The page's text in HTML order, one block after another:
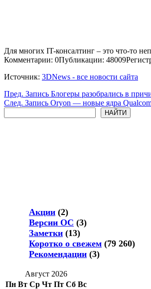
Для многих IT-консалтинг – это что-то
Комментарии: 0Публикации: 48009
Источник: 3DNews - все новости сайта
Пред. Запись Блогеры разобрались в
След. Запись Oryon — новые ядра
НАЙТИ
Акции (2)
Версии ОС (3)
Заметки (13)
Коротко о свежем (79 260)
Рекомендации (3)
Август 2026
Пн Вт Ср Чт Пт Сб Вс